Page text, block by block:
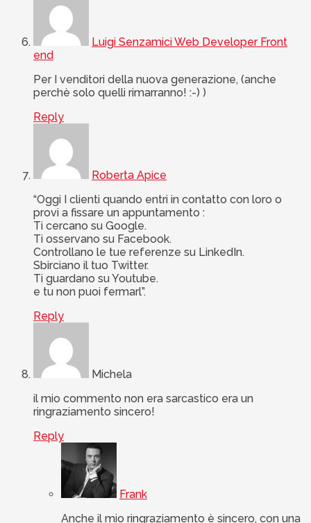
Luigi Senzamici Web Developer Front
end
Per I venditori della nuova generazione, (anche
perchè solo quelli rimarranno! :-) )
Reply
Roberta Apice
“Oggi I clienti quando entri in contatto con loro o
provi a fissare un appuntamento :
Ti cercano su Google.
Ti osservano su Facebook.
Controllano le tue referenze su LinkedIn.
Sbirciano il tuo Twitter.
Ti guardano su Youtube.
e tu non puoi fermarl”.
Reply
Michela
il mio commento non era sarcastico era un
ringraziamento sincero!
Reply
Frank
Anche il mio ringraziamento è sincero, con una